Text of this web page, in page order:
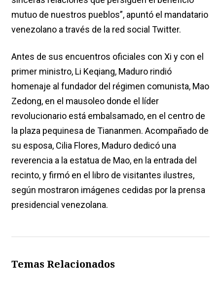
mutuo de nuestros pueblos”, apuntó el mandatario
venezolano a través de la red social Twitter.
Antes de sus encuentros oficiales con Xi y con el
primer ministro, Li Keqiang, Maduro rindió
homenaje al fundador del régimen comunista, Mao
Zedong, en el mausoleo donde el líder
revolucionario está embalsamado, en el centro de
la plaza pequinesa de Tiananmen. Acompañado de
su esposa, Cilia Flores, Maduro dedicó una
reverencia a la estatua de Mao, en la entrada del
recinto, y firmó en el libro de visitantes ilustres,
según mostraron imágenes cedidas por la prensa
presidencial venezolana.
Temas Relacionados